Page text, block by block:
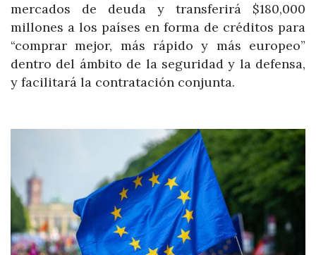
mercados de deuda y transferirá $180,000
millones a los países en forma de créditos para
“comprar mejor, más rápido y más europeo”
dentro del ámbito de la seguridad y la defensa,
y facilitará la contratación conjunta.